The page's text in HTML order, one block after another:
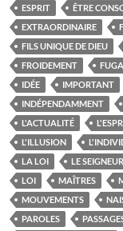
ESPRIT
ÊTRE
EXTRAORDINAIRE
FILS UNIQUE DE DIEU
FROIDEMENT
IDÉE
IMPORTANT
INDÉPENDAMMENT
L'ACTUALITÉ
L'ILLUSION
LA LOI
LE SEIGNEUR
LOI
MAÎTRES
MOUVEMENTS
PAROLES